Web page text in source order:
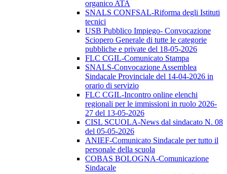
organico ATA
SNALS CONFSAL-Riforma degli Istituti
tecnici
USB Pubblico Impiego- Convocazione
Sciopero Generale di tutte le categorie
pubbliche e private del 18-05-2026
FLC CGIL-Comunicato Stampa
SNALS-Convocazione Assemblea
Sindacale Provinciale del 14-04-2026 in
orario di servizio
FLC CGIL-Incontro online elenchi
regionali per le immissioni in ruolo 2026-
27 del 13-05-2026
CISL SCUOLA-News dal sindacato N. 08
del 05-05-2026
ANIEF-Comunicato Sindacale per tutto il
personale della scuola
COBAS BOLOGNA-Comunicazione
Sindacale